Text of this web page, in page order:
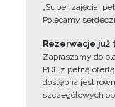
„Super zajęcia,
Polecamy
Rezerwacje już
Zapraszamy do
PDF z pełną
dostępna jest
szczegółowych